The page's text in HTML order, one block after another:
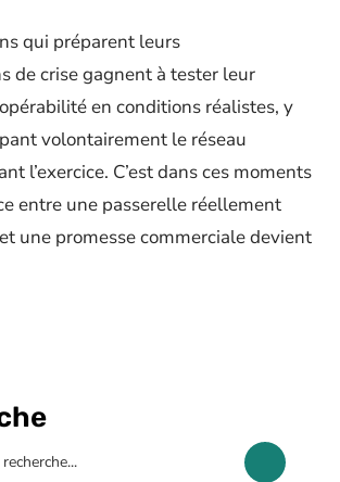
qui préparent leurs
de crise gagnent à tester leur
en conditions réalistes, y
volontairement le réseau
l’exercice. C’est dans ces moments
entre une passerelle réellement
une promesse commerciale devient